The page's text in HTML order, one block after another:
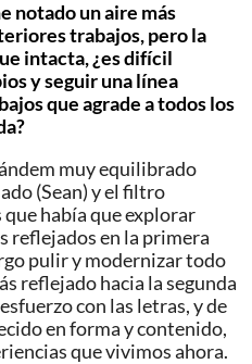
notado un aire más
trabajos, pero la
intacta, ¿es difícil
y seguir una línea
que agrade a todos los
muy equilibrado
(Sean) y el filtro
había que explorar
reflejados en la primera
pulir y modernizar todo
reflejado hacia la segunda
con las letras, y de
en forma y contenido,
que vivimos ahora.